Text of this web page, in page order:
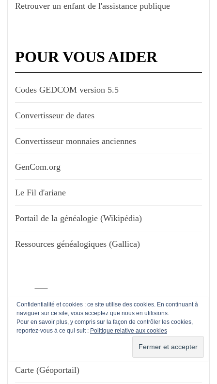
Retrouver un enfant de l'assistance publique
POUR VOUS AIDER
Codes GEDCOM version 5.5
Convertisseur de dates
Convertisseur monnaies anciennes
GenCom.org
Le Fil d'ariane
Portail de la généalogie (Wikipédia)
Ressources généalogiques (Gallica)
LES CARTES
Carte (Géoportail)
Confidentialité et cookies : ce site utilise des cookies. En continuant à
naviguer sur ce site, vous acceptez que nous en utilisions.
Pour en savoir plus, y compris sur la façon de contrôler les cookies,
reportez-vous à ce qui suit : Politique relative aux cookies